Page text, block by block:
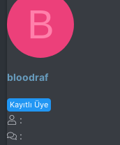
B
bloodraf
Kayıtlı Üye